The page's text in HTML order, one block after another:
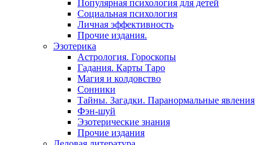
Популярная психология для детей
Социальная психология
Личная эффективность
Прочие издания.
Эзотерика
Астрология. Гороскопы
Гадания. Карты Таро
Магия и колдовство
Сонники
Тайны. Загадки. Паранормальные явления
Фэн-шуй
Эзотерические знания
Прочие издания